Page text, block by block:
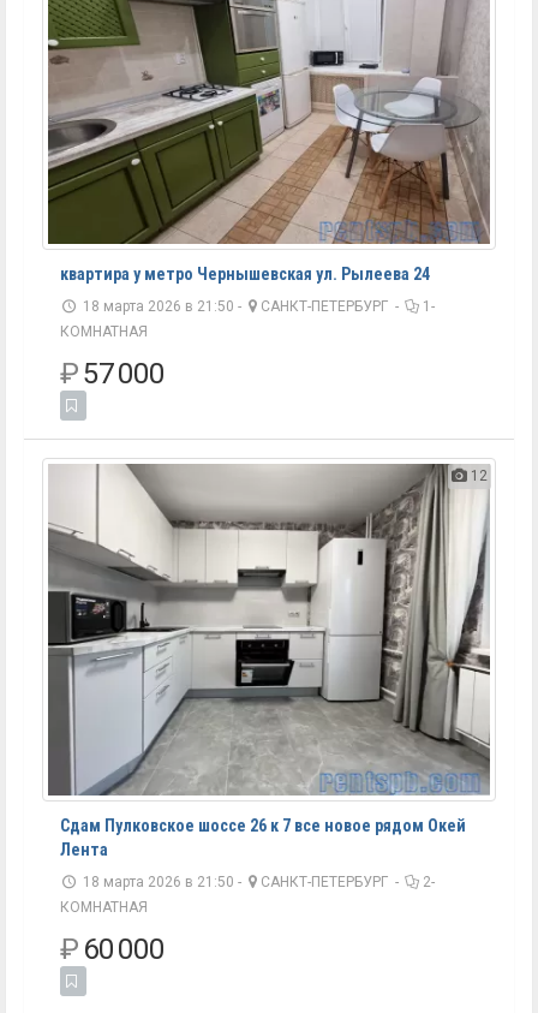
квартира у метро Чернышевская ул. Рылеева 24
18 марта 2026 в 21:50 - САНКТ-ПЕТЕРБУРГ -
1-
КОМНАТНАЯ
₽57 000
12
Сдам Пулковское шоссе 26 к 7 все новое рядом Окей
Лента
18 марта 2026 в 21:50 - САНКТ-ПЕТЕРБУРГ -
2-
КОМНАТНАЯ
₽ 60 000